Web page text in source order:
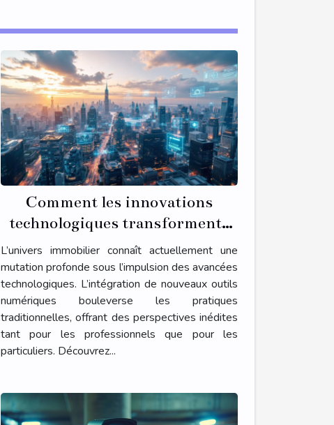
Comment les innovations
technologiques transforment-
elles le secteur immobilier ?
L’univers immobilier connaît actuellement une
mutation profonde sous l’impulsion des avancées
technologiques. L’intégration de nouveaux outils
numériques bouleverse les pratiques
traditionnelles, offrant des perspectives inédites
tant pour les professionnels que pour les
particuliers. Découvrez...